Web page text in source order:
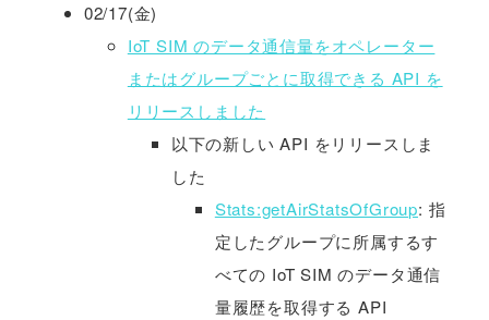
02/17(金)
IoT SIM のデータ通信量をオペレーター
またはグループごとに取得できる API を
リリースしました
以下の新しい API をリリースしま
した
Stats:getAirStatsOfGroup: 指
定したグループに所属するす
べての IoT SIM のデータ通信
量履歴を取得する API